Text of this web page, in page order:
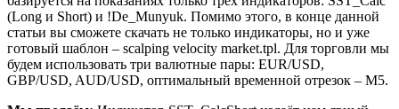
(Long и Short) и !De_Munyuk. Помимо этого, в конце данной
статьи вы сможете скачать не только индикаторы, но и уже
готовый шаблон – scalping velocity market.tpl. Для торговли мы
будем использовать три валютные пары: EUR/USD,
GBP/USD, AUD/USD, оптимальный временной отрезок – М5.